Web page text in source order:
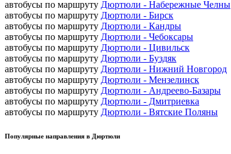
автобусы по маршруту Дюртюли - Набережные Челны
автобусы по маршруту Дюртюли - Бирск
автобусы по маршруту Дюртюли - Кандры
автобусы по маршруту Дюртюли - Чебоксары
автобусы по маршруту Дюртюли - Цивильск
автобусы по маршруту Дюртюли - Буздяк
автобусы по маршруту Дюртюли - Нижний Новгород
автобусы по маршруту Дюртюли - Мензелинск
автобусы по маршруту Дюртюли - Андреево-Базары
автобусы по маршруту Дюртюли - Дмитриевка
автобусы по маршруту Дюртюли - Вятские Поляны
Популярные направления в Дюртюли